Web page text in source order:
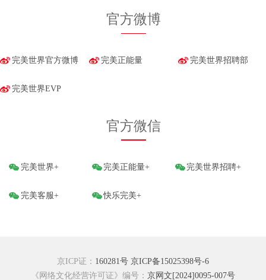
官方微博
完美世界官方微博 完美正能量 完美世界招聘部
完美世界EVP
官方微信
完美世界+ 完美正能量+ 完美世界招聘+
完美客服+ 快乐完美+
京ICP证： 160281号 京ICP备15025398号-6
《网络文化经营许可证》编号： 京网文[2024]0095-007号